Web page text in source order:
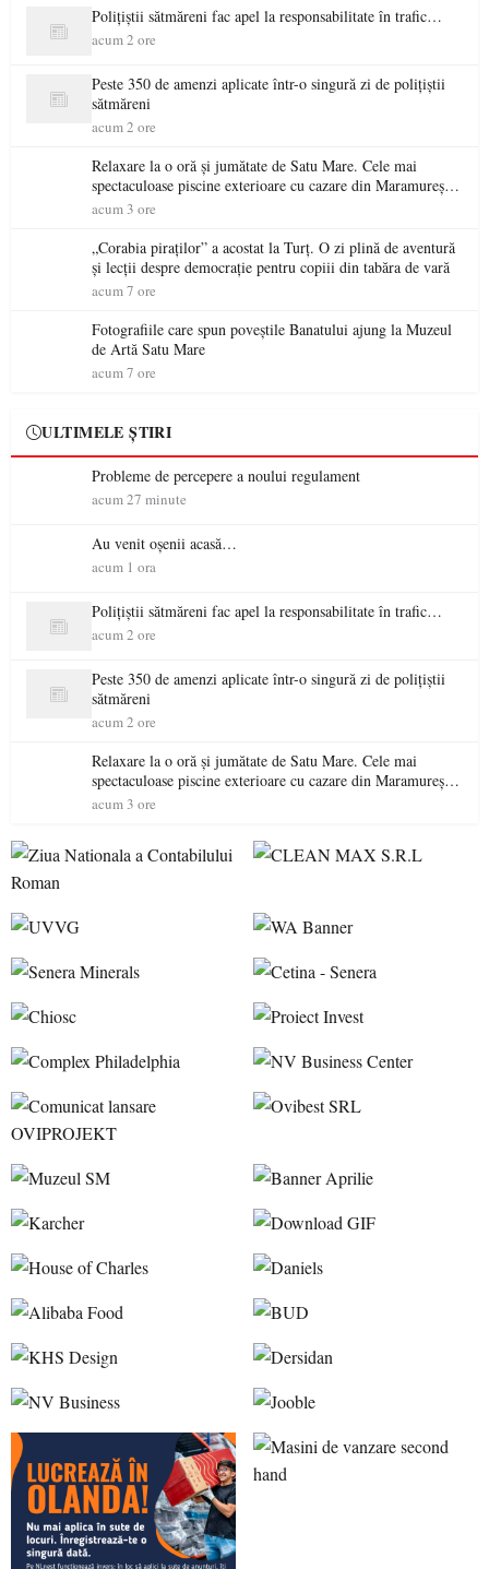
Polițiștii sătmăreni fac apel la responsabilitate în trafic…
acum 2 ore
Peste 350 de amenzi aplicate într-o singură zi de polițiștii
sătmăreni
acum 2 ore
Relaxare la o oră și jumătate de Satu Mare. Cele mai
spectaculoase piscine exterioare cu cazare din Maramureș,
ideale pentru o escapadă de vară
acum 3 ore
„Corabia piraților” a acostat la Turț. O zi plină de aventură
și lecții despre democrație pentru copiii din tabăra de vară
acum 7 ore
Fotografiile care spun poveștile Banatului ajung la Muzeul
de Artă Satu Mare
acum 7 ore
ULTIMELE ȘTIRI
Probleme de percepere a noului regulament
acum 27 minute
Au venit oșenii acasă…
acum 1 ora
Polițiștii sătmăreni fac apel la responsabilitate în trafic…
acum 2 ore
Peste 350 de amenzi aplicate într-o singură zi de polițiștii
sătmăreni
acum 2 ore
Relaxare la o oră și jumătate de Satu Mare. Cele mai
spectaculoase piscine exterioare cu cazare din Maramureș,
ideale pentru o escapadă de vară
acum 3 ore